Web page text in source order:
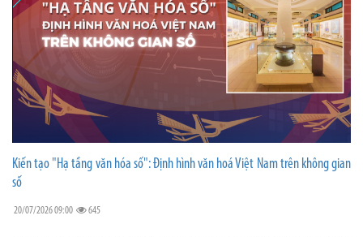
Kiến tạo "Hạ tầng văn hóa số": Định hình văn hoá Việt Nam trên không gian
số
20/07/2026 09:00 645